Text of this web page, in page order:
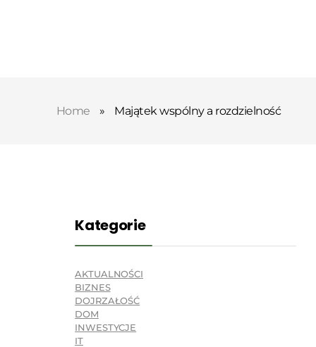
Home » Majątek wspólny a rozdzielność
Kategorie
AKTUALNOŚCI
BIZNES
DOJRZAŁOŚĆ
DOM
INWESTYCJE
IT